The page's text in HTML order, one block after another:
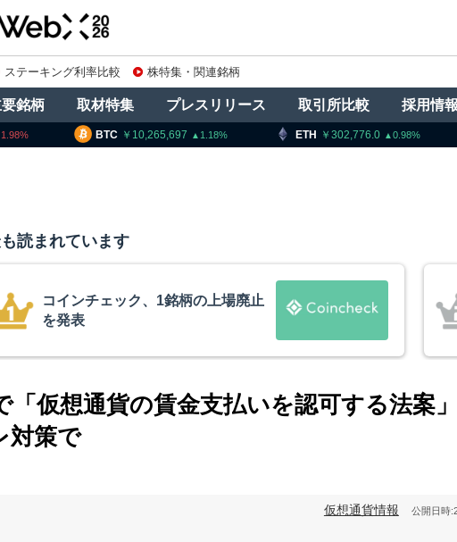
ステーキング利率比較 株特集・関連銘柄
銘柄 取材特集 プレスリリース 取引所比較 採用情報
1.18 ETH 302,776.0 XRP 163.23
読まれています
15年間休眠のビットコインが移動、
平均取得単価は約10ドル
「仮想通貨の賃金支払いを認可する法案
策で
仮想通貨情報 公開日時: